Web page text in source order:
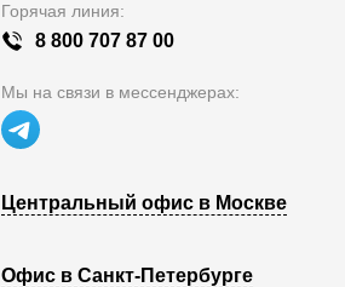
Горячая линия:
8 800 707 87 00
Мы на связи в мессенджерах:
Центральный офис в Москве
Офис в Санкт-Петербурге